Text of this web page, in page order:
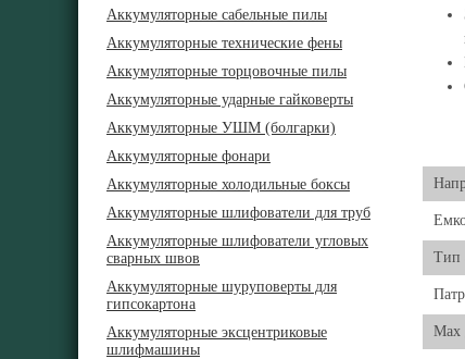
Аккумуляторные сабельные пилы
Аккумуляторные технические фены
Аккумуляторные торцовочные пилы
Аккумуляторные ударные гайковерты
Аккумуляторные УШМ (болгарки)
Аккумуляторные фонари
Аккумуляторные холодильные боксы
Аккумуляторные шлифователи для труб
Аккумуляторные шлифователи угловых
сварных швов
Аккумуляторные шуруповерты для
гипсокартона
Аккумуляторные эксцентриковые
шлифмашины
Тип
Мах